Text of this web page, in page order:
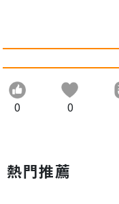
0 0
熱門推薦